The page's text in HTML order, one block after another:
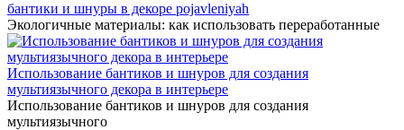
бантики и шнуры в декоре pojavleniyah
Экологичные материалы: как использовать переработанные
Использование бантиков и шнуров для создания
мультиязычного декора в интерьере
Использование бантиков и шнуров для создания
мультиязычного